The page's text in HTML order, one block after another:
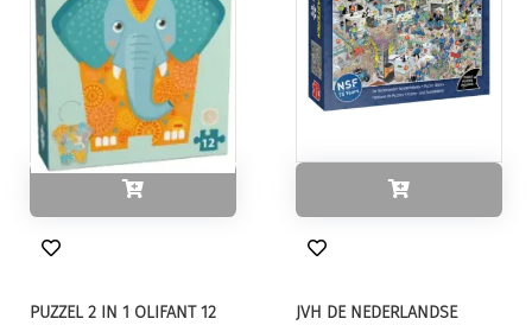
PUZZEL 2 IN 1 OLIFANT 12
JVH DE NEDERLANDSE